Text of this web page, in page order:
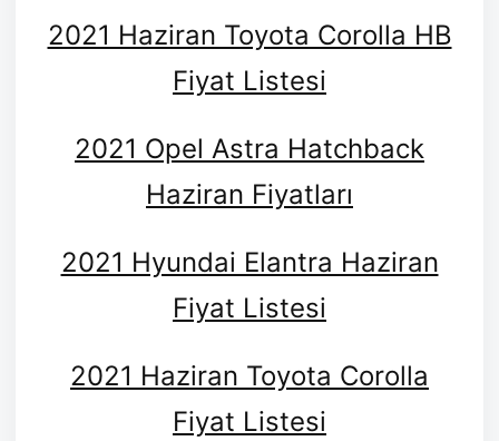
2021 Haziran Toyota Corolla HB
Fiyat Listesi
2021 Opel Astra Hatchback
Haziran Fiyatları
2021 Hyundai Elantra Haziran
Fiyat Listesi
2021 Haziran Toyota Corolla
Fiyat Listesi